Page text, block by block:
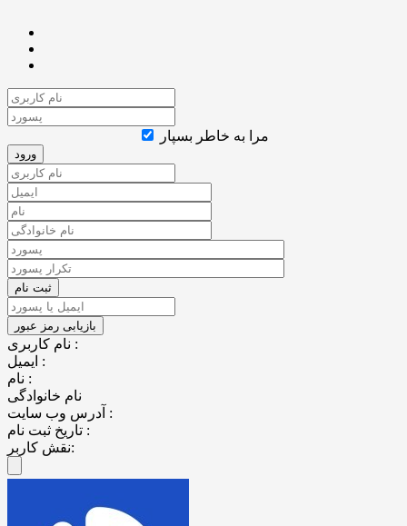
مرا به خاطر بسپار
نام کاربری :
ایمیل :
نام :
نام خانوادگی
آدرس وب سایت :
تاریخ ثبت نام :
نقش کاربر: